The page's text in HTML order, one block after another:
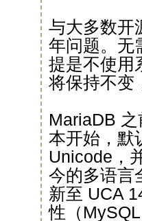
与大多数开
年问题。
提是不使用
将保持不变
MariaDB
本开始，
Unicode，
今的多语言
新至 UCA
性（